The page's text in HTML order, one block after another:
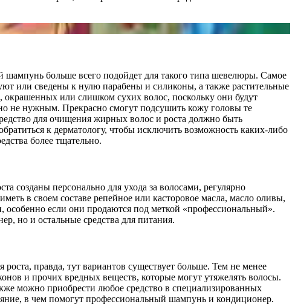
шампунь больше всего подойдет для такого типа шевелюры. Самое
или сведены к нулю парабены и силиконы, а также растительные
или слишком сухих волос, поскольку они будут
не нужным. Прекрасно смогут подсушить кожу головы те
для очищения жирных волос и роста должно быть
к дерматологу, чтобы исключить возможность каких-либо
более тщательно.
созданы персонально для ухода за волосами, регулярно
в своем составе репейное или касторовое масла, масло оливы,
если они продаются под меткой «профессиональный».
но и остальные средства для питания.
правда, тут вариантов существует больше. Тем не менее
и прочих вредных веществ, которые могут утяжелять волосы.
можно приобрести любое средство в специализированных
в чем помогут профессиональный шампунь и кондиционер.